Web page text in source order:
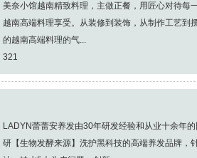
美奈小馆越南精致料理，主做正餐，用匠心对待每
越南高端料理享受。从装修到装饰，从制作工艺到
的越南高端料理的气...
321
LADYN蕾蕾安养发由30年研发经验和从业十余年
研【生物发酵来源】洗护黑科技的高端养发品牌，